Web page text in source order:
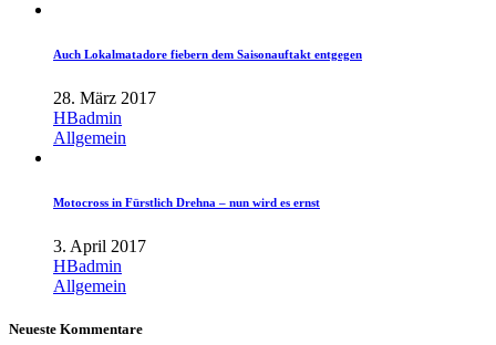
Auch Lokalmatadore fiebern dem Saisonauftakt entgegen
28. März 2017
HBadmin
Allgemein
Motocross in Fürstlich Drehna – nun wird es ernst
3. April 2017
HBadmin
Allgemein
Neueste Kommentare